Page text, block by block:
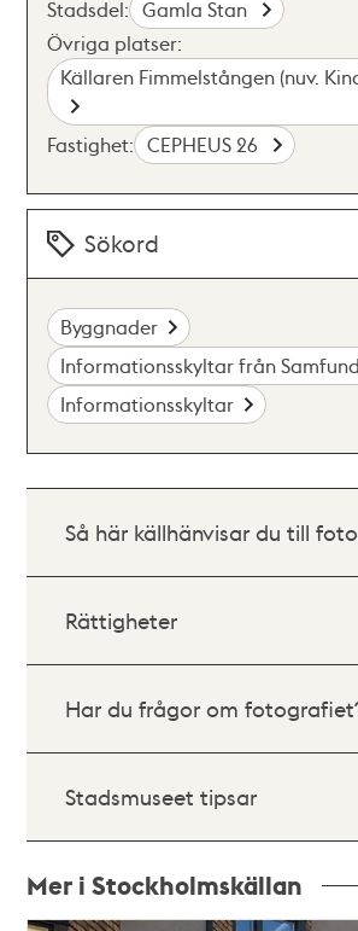
Stadsdel: Gamla Stan
Övriga platser:
Källaren Fimmelstången (nuv.
Fastighet: CEPHEUS 26
Sökord
Byggnader
Informationsskyltar från
Informationsskyltar
Så här källhänvisar du till
Rättigheter
Har du frågor om
Stadsmuseet tipsar
Mer i Stockholmskällan